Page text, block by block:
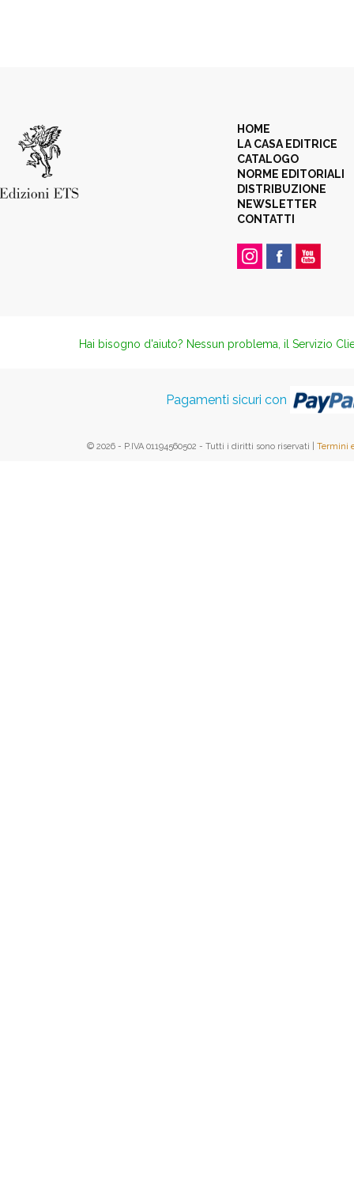
HOME
LA CASA EDITRICE
CATALOGO
NORME EDITORIALI
DISTRIBUZIONE
NEWSLETTER
CONTATTI
Hai bisogno d'aiuto? Nessun problema, il Servizio
Pagamenti sicuri con
© 2026 - P.IVA 01194560502 - Tutti i diritti sono riservati | Termini